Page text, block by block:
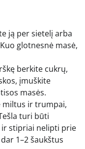
ją per sietelį arba
glotnesnė masė,
berkite cukrų,
įmuškite
masės.
miltus ir trumpai,
turi būti
stipriai nelipti prie
1–2 šaukštus